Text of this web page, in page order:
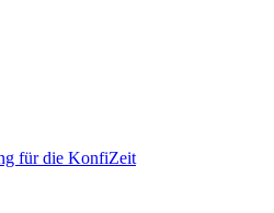
für die KonfiZeit